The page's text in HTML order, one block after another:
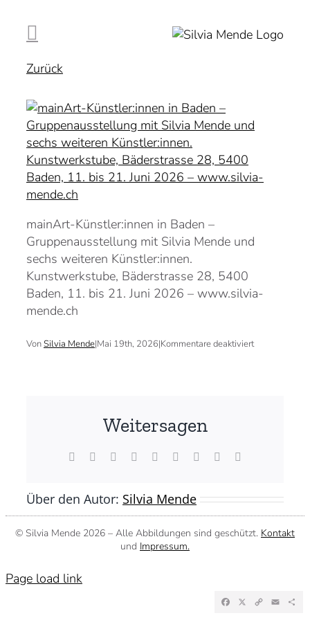
Inhalt
springen
Zurück
mainArt-Künstler:innen in Baden –
Gruppenausstellung mit Silvia Mende und
sechs weiteren Künstler:innen.
Kunstwerkstube, Bäderstrasse 28, 5400
Baden, 11. bis 21. Juni 2026 – www.silvia-
mende.ch
VonSilvia Mende|Mai 19th, 2026|Kommentare deaktiviertfür
Weitersagen
Facebook Reddit LinkedInWhatsApp
TumblrPinterest
Über den Autor: Silvia Mende
© Silvia Mende 2026 – Alle Abbildungen sind geschützt. Kontakt
und Impressum.
Page load link
Facebook
X CopyEmail